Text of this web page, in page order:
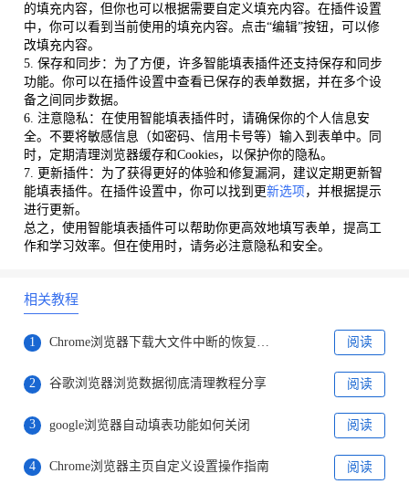
的填充内容，但你也可以根据需要自定义填充内容。在插件设置
中，你可以看到当前使用的填充内容。点击“编辑”按钮，可以修
改填充内容。
5. 保存和同步：为了方便，许多智能填表插件还支持保存和同步
功能。你可以在插件设置中查看已保存的表单数据，并在多个设
备之间同步数据。
6. 注意隐私：在使用智能填表插件时，请确保你的个人信息安
全。不要将敏感信息（如密码、信用卡号等）输入到表单中。同
时，定期清理浏览器缓存和Cookies，以保护你的隐私。
7. 更新插件：为了获得更好的体验和修复漏洞，建议定期更新智
能填表插件。在插件设置中，你可以找到更新选项 ，并根据提示
进行更新。
总之，使用智能填表插件可以帮助你更高效地填写表单，提高工
作和学习效率。但在使用时，请务必注意隐私和安全。
相关教程
1 阅读
2 谷歌浏览器浏览数据彻底清理教程分享 阅读
3 google浏览器自动填表功能如何关闭 阅读
4 Chrome浏览器主页自定义设置操作指南 阅读